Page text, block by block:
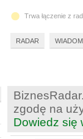
zgodę na
Dowiedz się
Trwa łączenie z
RADAR